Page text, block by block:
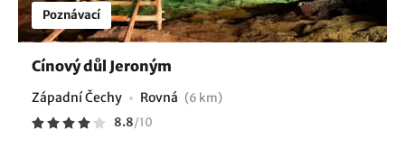
Poznávací
Cínový důl Jeroným
Západní Čechy Rovná (6 km)
8.8/10